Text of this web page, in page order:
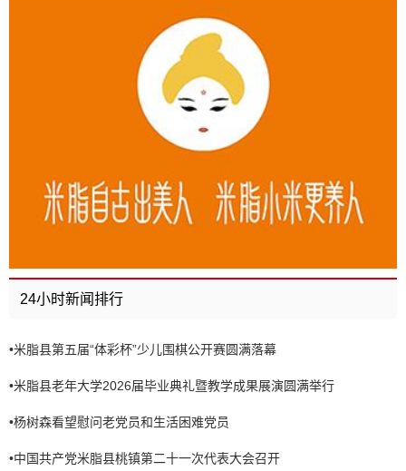
24小时新闻排行
•米脂县第五届“体彩杯”少儿围棋公开赛圆满落幕
•米脂县老年大学2026届毕业典礼暨教学成果展演圆满举行
•杨树森看望慰问老党员和生活困难党员
•中国共产党米脂县桃镇第二十一次代表大会召开